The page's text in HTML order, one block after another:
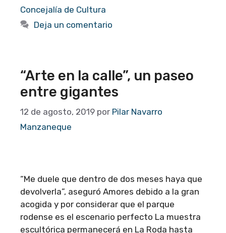
Concejalía de Cultura
Deja un comentario
“Arte en la calle”, un paseo
entre gigantes
12 de agosto, 2019 por Pilar Navarro
Manzaneque
“Me duele que dentro de dos meses haya que
devolverla”, aseguró Amores debido a la gran
acogida y por considerar que el parque
rodense es el escenario perfecto La muestra
escultórica permanecerá en La Roda hasta